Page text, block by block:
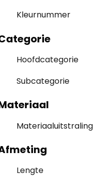
Kleurnummer
Hoofdcategorie
Subcategorie
Materiaaluitstraling
Lengte